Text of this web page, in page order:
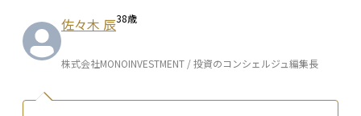
佐々木 辰38歳
株式会社MONOINVESTMENT / 投資のコンシェルジュ編集長